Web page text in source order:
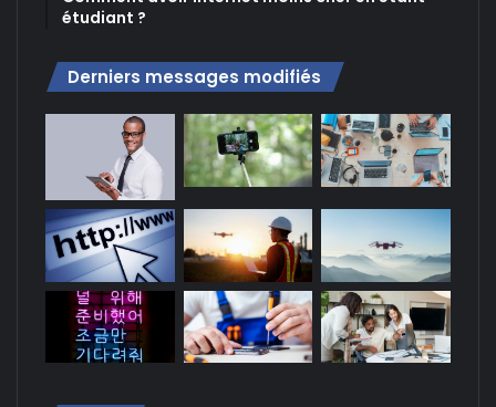
étudiant ?
Derniers messages modifiés